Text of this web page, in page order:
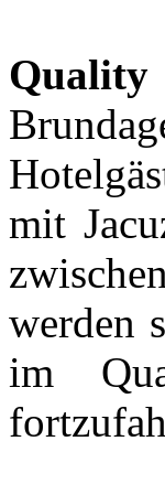
Quality
mit
werden
im